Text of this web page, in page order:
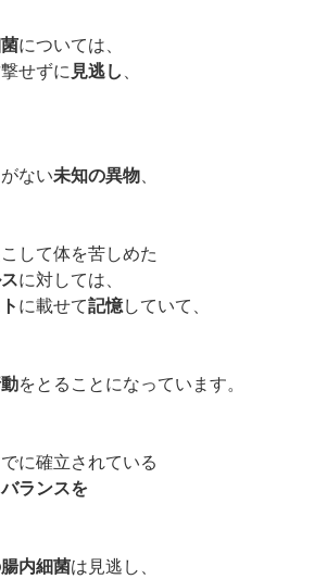
については、
せずに 見逃し
ない未知の異物
して体を苦しめた
に対しては、
に載せて記憶していて、
をとることになっています。
に確立されている
ランスを
内細菌は見逃し、